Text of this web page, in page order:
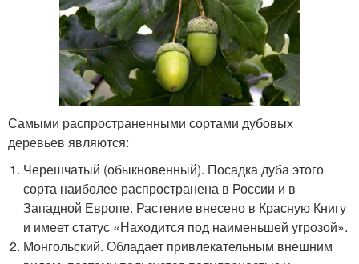
Самыми распространенными сортами дубовых
деревьев являются:
Черешчатый (обыкновенный). Посадка дуба этого
сорта наиболее распространена в России и в
Западной Европе. Растение внесено в Красную Книгу
и имеет статус «Находится под наименьшей угрозой».
Монгольский. Обладает привлекательным внешним